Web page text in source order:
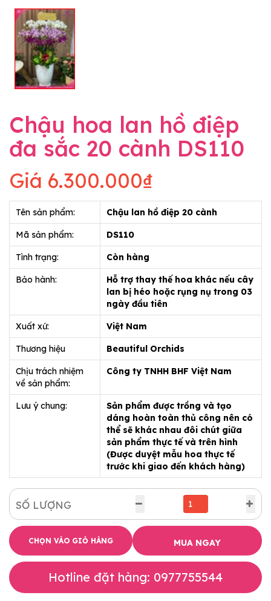
Chậu hoa lan hồ điệp
đa sắc 20 cành DS110
Giá 6.300.000₫
Tên sản phẩm: Chậu lan hồ điệp 20 cành
Mã sản phẩm: DS110
Tình trạng: Còn hàng
Bảo hành:
Hỗ trợ thay thế hoa khác nếu cây
lan bị héo hoặc rụng nụ trong 03
ngày đầu tiên
Xuất xứ: Việt Nam
Thương hiệu Beautiful Orchids
Chịu trách nhiệm
về sản phẩm:
Công ty TNHH BHF Việt Nam
Lưu ý chung:
Sản phẩm được trồng và tạo
dáng hoàn toàn thủ công nên có
thể sẽ khác nhau đôi chút giữa
sản phẩm thực tế và trên hình
(Được duyệt mẫu hoa thực tế
trước khi giao đến khách hàng)
SỐ LƯỢNG
CHỌN VÀO GIỎ HÀNG MUA NGAY
Hotline đặt hàng: 0977755544